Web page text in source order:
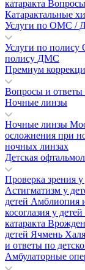
катаракта
Катарактальные
Услуги по ОМС /
Услуги по
полису ДМС
Премиум
Вопросы и ответы
Ночные линзы
Ночные линзы
осложнения при
ночных линзах
Детская
Проверка зрения у
Астигматизм у
детей Амблиопия
косоглазия у детей
катаракта
детей Ячмень
и ответы по
Амбулаторные